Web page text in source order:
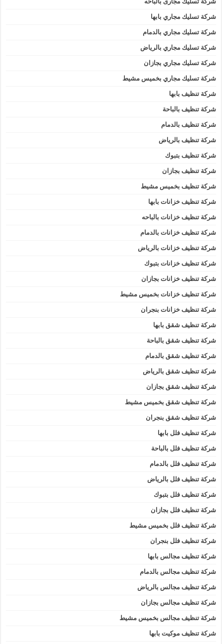
شركة تسليك مجاري بابها
شركة تسليك مجاري بالدمام
شركة تسليك مجاري بالرياض
شركة تسليك مجاري بجازان
شركة تسليك مجاري بخميس مشيط
شركة تنظيف بابها
شركة تنظيف بالباحة
شركة تنظيف بالدمام
شركة تنظيف بالرياض
شركة تنظيف بتبوك
شركة تنظيف بجازان
شركة تنظيف بخميس مشيط
شركة تنظيف خزانات بابها
شركة تنظيف خزانات بالباحه
شركة تنظيف خزانات بالدمام
شركة تنظيف خزانات بالرياض
شركة تنظيف خزانات بتبوك
شركة تنظيف خزانات بجازان
شركة تنظيف خزانات بخميس مشيط
شركة تنظيف خزانات بنجران
شركة تنظيف شقق بابها
شركة تنظيف شقق بالباحة
شركة تنظيف شقق بالدمام
شركة تنظيف شقق بالرياض
شركة تنظيف شقق بجازان
شركة تنظيف شقق بخميس مشيط
شركة تنظيف شقق بنجران
شركة تنظيف فلل بابها
شركة تنظيف فلل بالباحة
شركة تنظيف فلل بالدمام
شركة تنظيف فلل بالرياض
شركة تنظيف فلل بتبوك
شركة تنظيف فلل بجازان
شركة تنظيف فلل بخميس مشيط
شركة تنظيف فلل بنجران
شركة تنظيف مجالس بابها
شركة تنظيف مجالس بالدمام
شركة تنظيف مجالس بالرياض
شركة تنظيف مجالس بجازان
شركة تنظيف مجالس بخميس مشيط
شركة تنظيف موكيت بابها